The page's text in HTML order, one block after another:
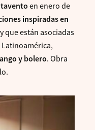
en enero de
inspiradas en
que están asociadas
y bolero. Obra